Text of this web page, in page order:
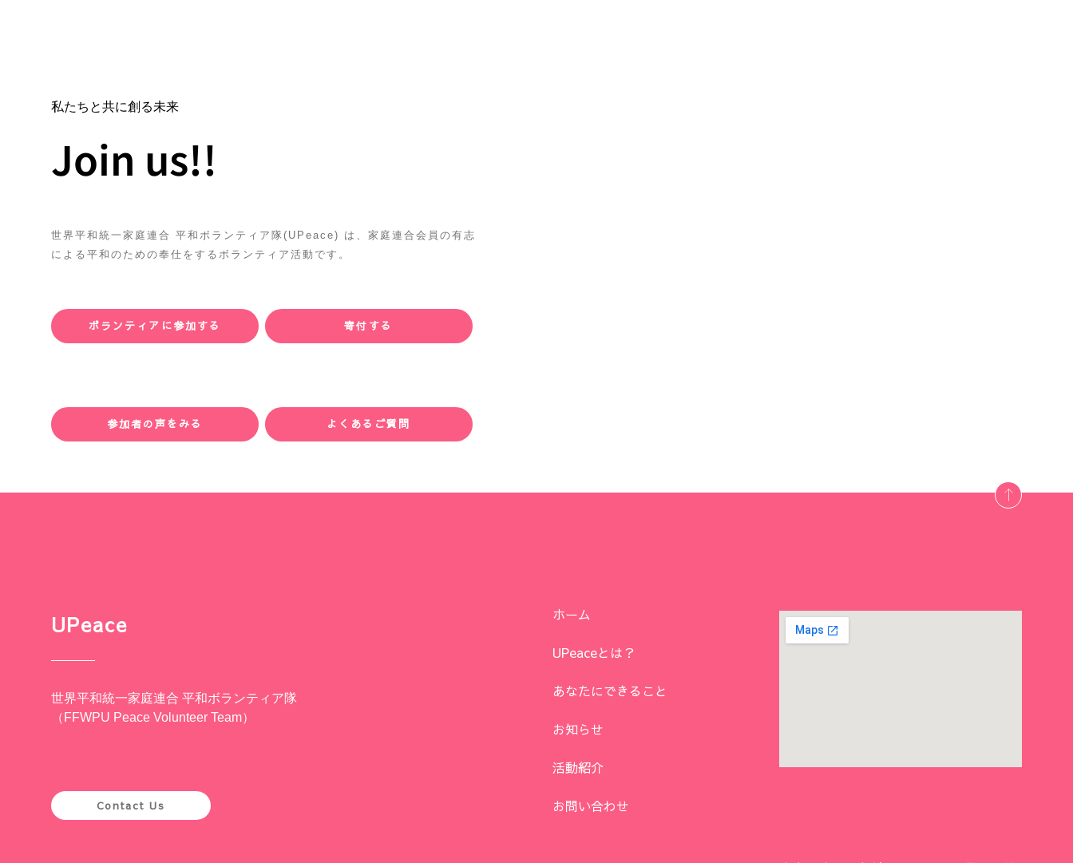
私たちと共に創る未来
Join us!!
世界平和統一家庭連合 平和ボランティア隊(UPeace) は、家庭連合会員の有志
による平和のための奉仕をするボランティア活動です。
ボランティアに参加する 寄付する
参加者の声をみる よくあるご質問
UPeace
世界平和統一家庭連合 平和ボランティア隊
（FFWPU Peace Volunteer Team）
Contact Us
ホーム
UPeaceとは？
あなたにできること
お知らせ
活動紹介
お問い合わせ